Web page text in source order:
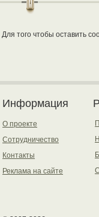
Для того чтобы оставить
Информация
О проекте
Сотрудничество
Контакты
Реклама на сайте